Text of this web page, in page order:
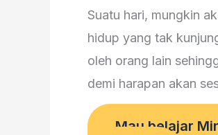
Suatu hari, mungkin
hidup yang tak
oleh orang lain
demi harapan akan
Mau belajar